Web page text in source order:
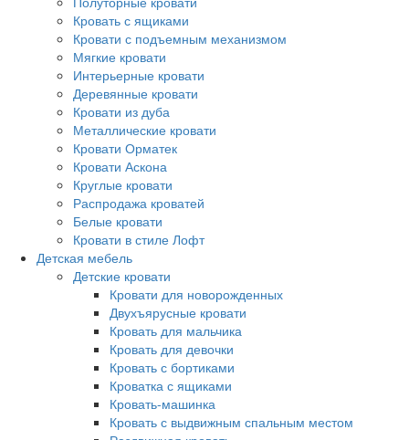
Кровать с ящиками
Кровати с подъемным механизмом
Мягкие кровати
Интерьерные кровати
Деревянные кровати
Кровати из дуба
Металлические кровати
Кровати Орматек
Кровати Аскона
Круглые кровати
Распродажа кроватей
Белые кровати
Кровати в стиле Лофт
Детская мебель
Детские кровати
Кровати для новорожденных
Двухъярусные кровати
Кровать для мальчика
Кровать для девочки
Кровать с бортиками
Кроватка с ящиками
Кровать-машинка
Кровать с выдвижным спальным местом